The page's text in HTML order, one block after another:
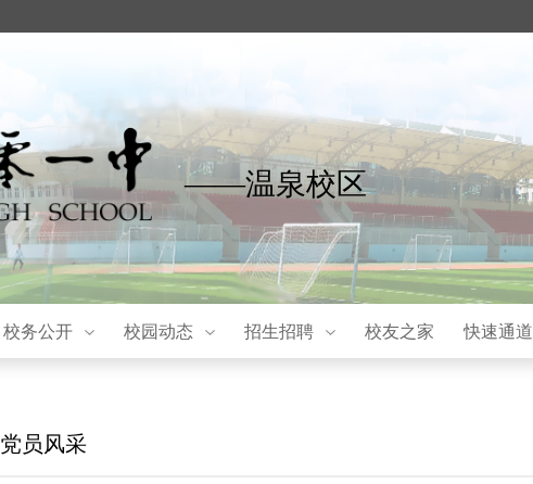
——温泉校区
校务公开 校园动态 招生招聘 校友之家 快速通道
党员风采